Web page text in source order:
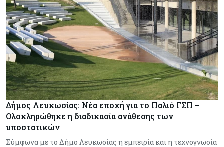
Δήμος Λευκωσίας: Νέα εποχή για το Παλιό ΓΣΠ –
Ολοκληρώθηκε η διαδικασία ανάθεσης των
υποστατικών
Σύμφωνα με το Δήμο Λευκωσίας η εμπειρία και η τεχνογνωσία